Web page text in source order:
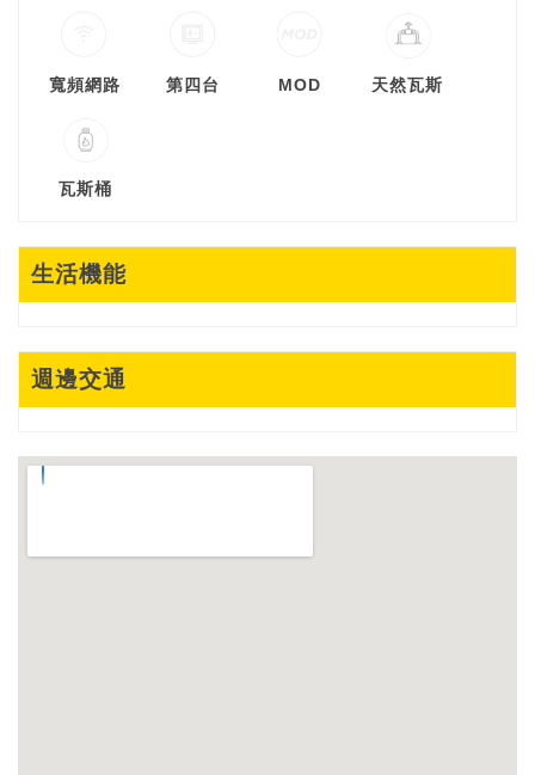
寬頻網路 第四台 MOD 天然瓦斯
瓦斯桶
生活機能
週邊交通